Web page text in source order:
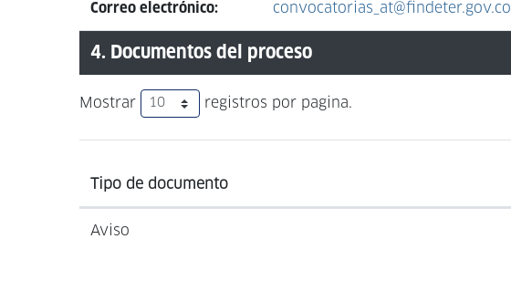
Correo electrónico: convocatorias_at@findeter.gov.co
4. Documentos del proceso
Mostrar registros por pagina.
Tipo de documento
Aviso